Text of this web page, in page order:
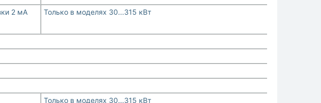
2 мА
Только в моделях 30...315 кВт
Только в моделях 30...315 кВт